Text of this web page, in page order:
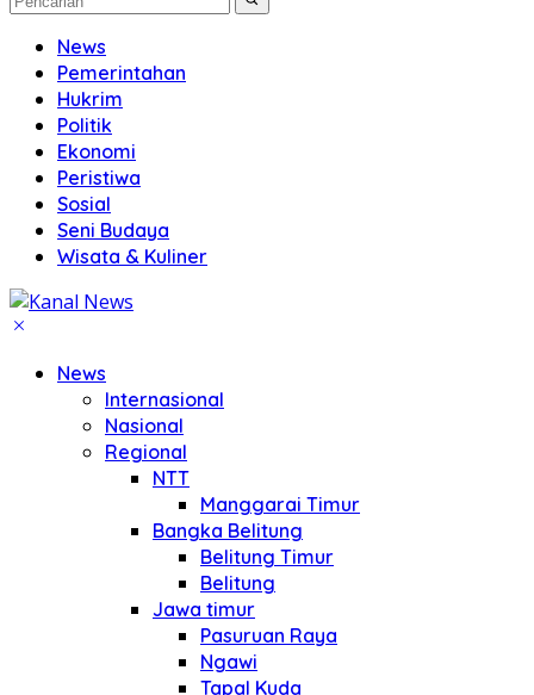
News
Pemerintahan
Hukrim
Politik
Ekonomi
Peristiwa
Sosial
Seni Budaya
Wisata & Kuliner
News
Internasional
Nasional
Regional
NTT
Manggarai Timur
Bangka Belitung
Belitung Timur
Belitung
Jawa timur
Pasuruan Raya
Ngawi
Tapal Kuda